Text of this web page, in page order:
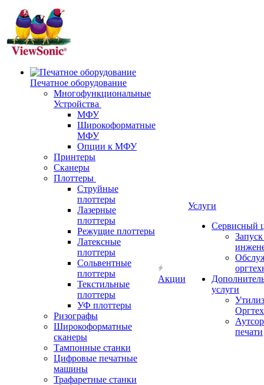
Печатное оборудование
Многофункциональные
Устройства
МФУ
Широкоформатные
МФУ
Опции к МФУ
Принтеры
Сканеры
Плоттеры
Струйные
плоттеры
Лазерные
плоттеры
Режущие плоттеры
Латексные
плоттеры
Сольвентные
плоттеры
Текстильные
плоттеры
УФ плоттеры
Ризографы
Широкоформатные
сканеры
Тампонные станки
Цифровые печатные
машины
Трафаретные станки
Акции
Услуги
Сервисный
услуги
печати